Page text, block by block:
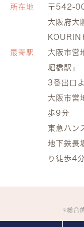
所在地
〒542-
大阪府大
KOURIN
最寄駅
大阪市営
堀橋駅」
3番出口
大阪市営
歩9分
東急ハン
地下鉄長
り徒歩4
©総合